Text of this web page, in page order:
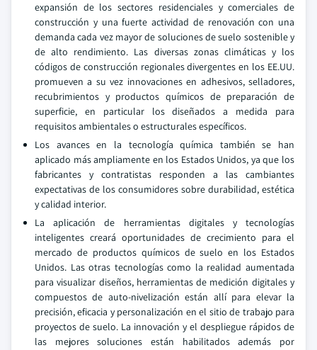
expansión de los sectores residenciales y comerciales de
construcción y una fuerte actividad de renovación con una
demanda cada vez mayor de soluciones de suelo sostenible y
de alto rendimiento. Las diversas zonas climáticas y los
códigos de construcción regionales divergentes en los EE.UU.
promueven a su vez innovaciones en adhesivos, selladores,
recubrimientos y productos químicos de preparación de
superficie, en particular los diseñados a medida para
requisitos ambientales o estructurales específicos.
Los avances en la tecnología química también se han
aplicado más ampliamente en los Estados Unidos, ya que los
fabricantes y contratistas responden a las cambiantes
expectativas de los consumidores sobre durabilidad, estética
y calidad interior.
La aplicación de herramientas digitales y tecnologías
inteligentes creará oportunidades de crecimiento para el
mercado de productos químicos de suelo en los Estados
Unidos. Las otras tecnologías como la realidad aumentada
para visualizar diseños, herramientas de medición digitales y
compuestos de auto-nivelización están allí para elevar la
precisión, eficacia y personalización en el sitio de trabajo para
proyectos de suelo. La innovación y el despliegue rápidos de
las mejores soluciones están habilitados además por